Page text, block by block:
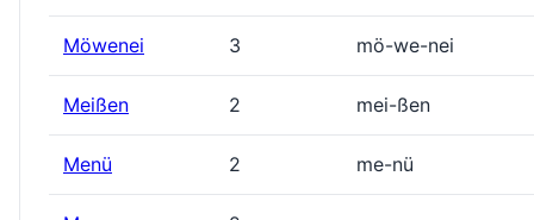
Möwenei 3 mö-we-nei
Meißen 2 mei-ßen
Menü 2 me-nü